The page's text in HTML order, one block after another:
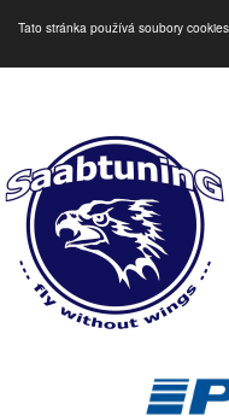
Tato stránka používá soubory